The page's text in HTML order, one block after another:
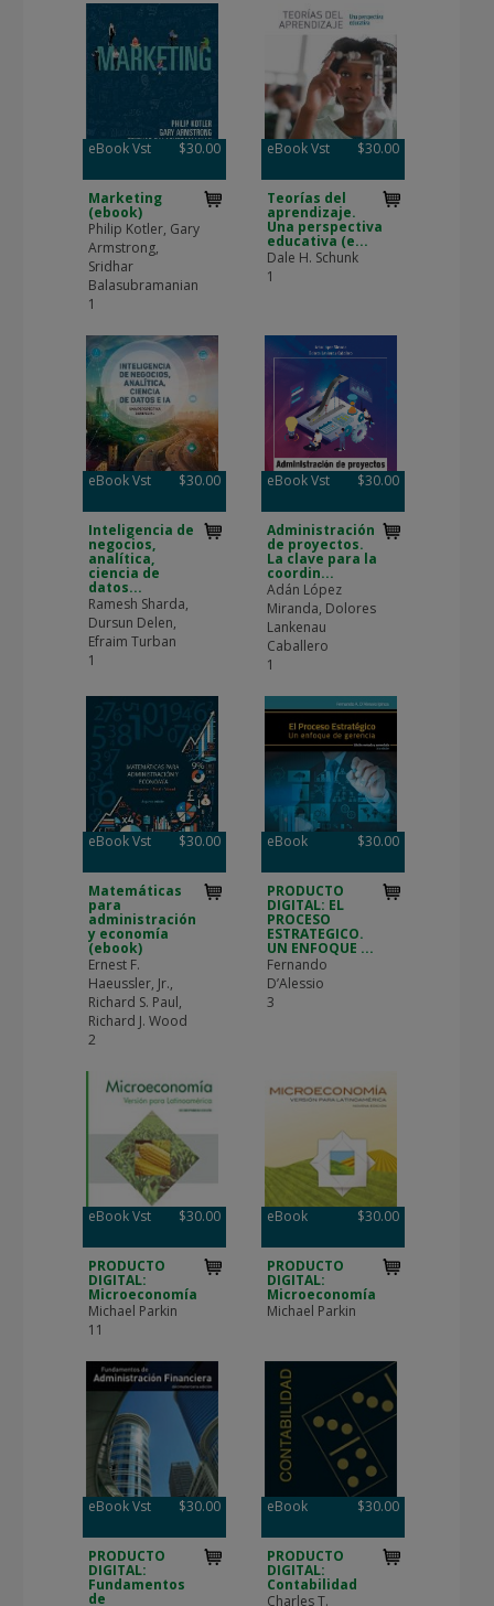
eBook Vst $30.00
Marketing
(ebook)
Philip Kotler, Gary
Armstrong,
Sridhar
Balasubramanian
1
eBook Vst $30.00
Teorías del
aprendizaje.
Una perspectiva
educativa (e...
Dale H. Schunk
1
eBook Vst $30.00
Inteligencia de
negocios,
analítica,
ciencia de
datos...
Ramesh Sharda,
Dursun Delen,
Efraim Turban
1
eBook Vst $30.00
Administración
de proyectos.
La clave para la
coordin...
Adán López
Miranda, Dolores
Lankenau
Caballero
1
eBook Vst $30.00
Matemáticas
para
administración
y economía
(ebook)
Ernest F.
Haeussler, Jr.,
Richard S. Paul,
Richard J. Wood
2
eBook $30.00
PRODUCTO
DIGITAL: EL
PROCESO
ESTRATEGICO.
UN ENFOQUE ...
Fernando
D’Alessio
3
eBook Vst $30.00
PRODUCTO
DIGITAL:
Microeconomía
Michael Parkin
11
eBook $30.00
PRODUCTO
DIGITAL:
Microeconomía
Michael Parkin
eBook Vst $30.00
PRODUCTO
DIGITAL:
Fundamentos
de
eBook $30.00
PRODUCTO
DIGITAL:
Contabilidad
Charles T.